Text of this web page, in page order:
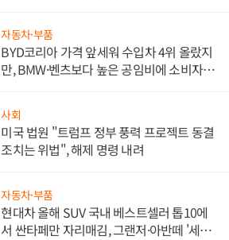
자동차·부품
BYD코리아 가격 앞세워 수입차 4위 올랐지
만, BMW·벤츠보다 높은 공임비에 소비자
사회
미국 법원 "트럼프 정부 풍력 프로젝트 동결
조치는 위법", 해제 명령 내려
자동차·부품
현대차 올해 SUV 국내 베스트셀러 톱10에
서 싼타페만 자리매김, 그랜저·아반떼 '세단